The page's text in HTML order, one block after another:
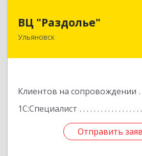
ВЦ "Раздолье"
Ульяновск
Клиентов на сопровождении
1С:Специалист
Отправить
432001, Ульяновская обл,
Отправить